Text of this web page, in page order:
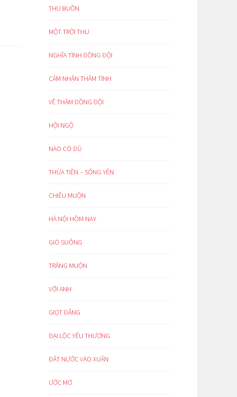
THU BUỒN
MỘT TRỜI THU
NGHĨA TÌNH ĐỒNG ĐỘI
CẢM NHẬN THÂM TÌNH
VỀ THĂM ĐỒNG ĐỘI
HỘI NGỘ
NÀO CÓ ĐỦ
THỪA TIỀN – SỐNG YÊN
CHIỀU MUỘN
HÀ NỘI HÔM NAY
GIÓ SUÔNG
TRĂNG MUỘN
VỚI ANH
GIỌT ĐẮNG
ĐẠI LỘC YÊU THƯƠNG
ĐẤT NƯỚC VÀO XUÂN
ƯỚC MƠ